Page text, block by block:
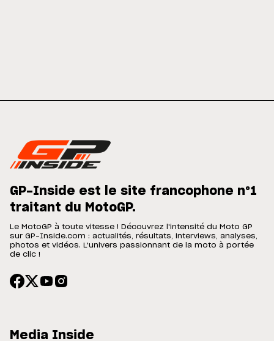
GP-Inside est le site francophone n°1
traitant du MotoGP.
Le MotoGP à toute vitesse ! Découvrez l'intensité du Moto GP
sur GP-Inside.com : actualités, résultats, interviews, analyses,
photos et vidéos. L'univers passionnant de la moto à portée
de clic !
Media Inside